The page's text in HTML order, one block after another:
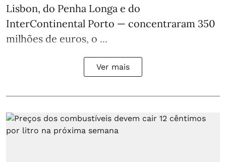
Lisbon, do Penha Longa e do
InterContinental Porto — concentraram 350
milhões de euros, o ...
Ver mais